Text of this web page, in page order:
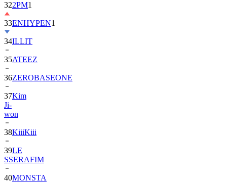
33ENHYPEN
34ILLIT
35ATEEZ
36ZEROBASEONE
37Kim
Ji-
won
38KiiiKiii
39LE
SSERAFIM
40MONSTA
X